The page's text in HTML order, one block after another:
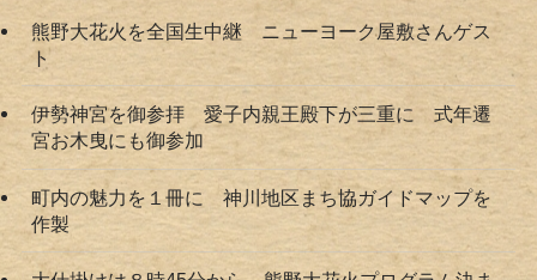
熊野大花火を全国生中継 ニューヨーク屋敷さんゲス
ト
伊勢神宮を御参拝 愛子内親王殿下が三重に 式年遷
宮お木曳にも御参加
町内の魅力を１冊に 神川地区まち協ガイドマップを
作製